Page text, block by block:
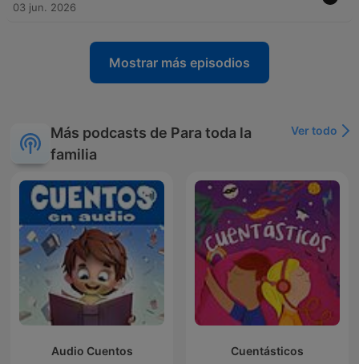
03 jun. 2026
Mostrar más episodios
Más podcasts de Para toda la
familia
Ver todo
Audio Cuentos Cuentásticos